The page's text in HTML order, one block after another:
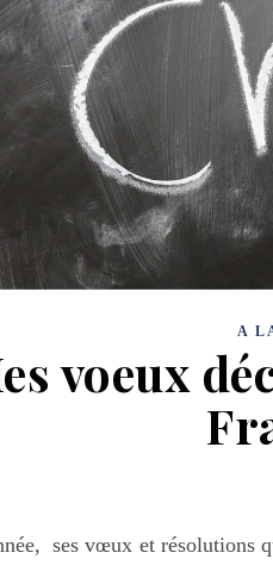
A
voeux
ses vœux et résolutions